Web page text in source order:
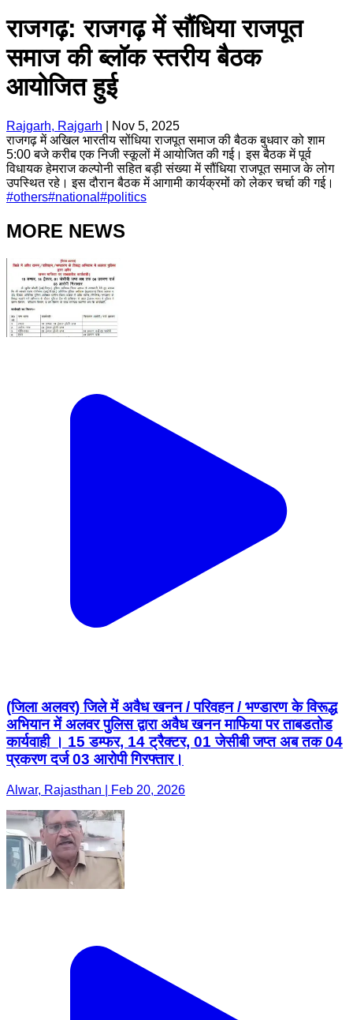
राजगढ़: राजगढ़ में सौंधिया राजपूत
समाज की ब्लॉक स्तरीय बैठक
आयोजित हुई
Rajgarh, Rajgarh
Nov 5, 2025
राजगढ़ में अखिल भारतीय सोंधिया राजपूत समाज की बैठक बुधवार को शाम
5:00 बजे करीब एक निजी स्कूलों में आयोजित की गई। इस बैठक में पूर्व
विधायक हेमराज कल्पोनी सहित बड़ी संख्या में सौंधिया राजपूत समाज के लोग
उपस्थित रहे। इस दौरान बैठक में आगामी कार्यक्रमों को लेकर चर्चा की गई।
#others#national #politics
MORE NEWS
(जिला अलवर) जिले में अवैध खनन / परिवहन / भण्डारण के विरूद्ध
अभियान में अलवर पुलिस द्वारा अवैध खनन माफिया पर ताबडतोड
कार्यवाही । 15 डम्फर, 14 ट्रैक्टर, 01 जेसीबी जप्त अब तक 04
प्रकरण दर्ज 03 आरोपी गिरफ्तार।
Alwar, Rajasthan | Feb 20, 2026